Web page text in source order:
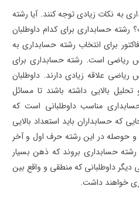
به نکات زیادی توجه کنند. آیا رشته
حسابداری برای کدام داوطلبان
برای انتخاب رشته حسابداری به
ریاضی است. رشته حسابداری برای
علاقه زیادی دارند. داوطلبان
بالایی داشته باشند تا مسائل
مناسب داوطلبانی است که
که حسابداران باید استعداد بالایی
و حوصله در این رشته حرف اول و آخر
رشته حسابداری بروند که ذهن بسیار
داوطلبانی که منطقی و واقع بین
خواهند داشت.